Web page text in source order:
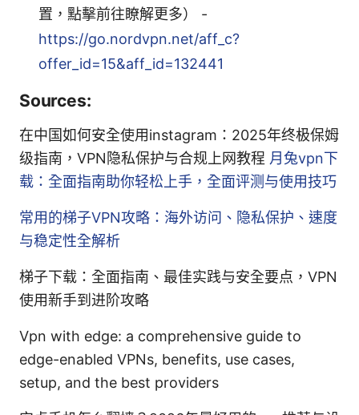
置，點擊前往瞭解更多） -
https://go.nordvpn.net/aff_c?
offer_id=15&aff_id=132441
Sources:
在中国如何安全使用instagram：2025年终极保姆
级指南，VPN隐私保护与合规上网教程 月兔vpn下
载：全面指南助你轻松上手，全面评测与使用技巧
常用的梯子VPN攻略：海外访问、隐私保护、速度
与稳定性全解析
梯子下载：全面指南、最佳实践与安全要点，VPN
使用新手到进阶攻略
Vpn with edge: a comprehensive guide to
edge-enabled VPNs, benefits, use cases,
setup, and the best providers